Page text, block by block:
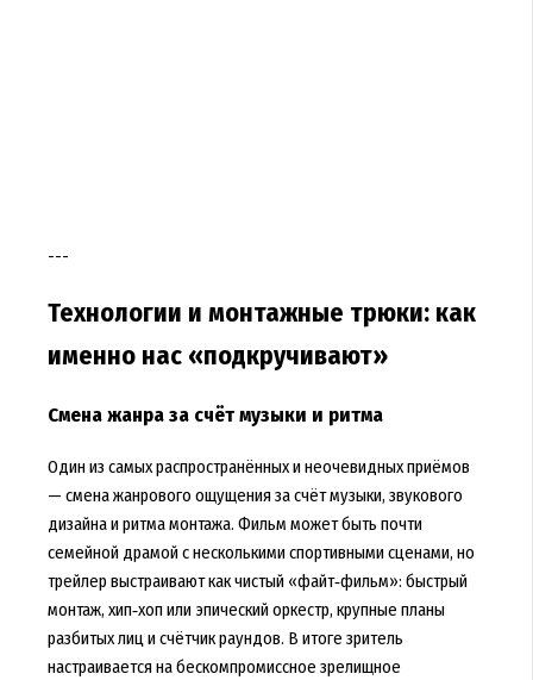
---
Технологии и монтажные трюки: как
именно нас «подкручивают»
Смена жанра за счёт музыки и ритма
Один из самых распространённых и неочевидных приёмов
— смена жанрового ощущения за счёт музыки, звукового
дизайна и ритма монтажа. Фильм может быть почти
семейной драмой с несколькими спортивными сценами, но
трейлер выстраивают как чистый «файт‑фильм»: быстрый
монтаж, хип‑хоп или эпический оркестр, крупные планы
разбитых лиц и счётчик раундов. В итоге зритель
настраивается на бескомпромиссное зрелищное